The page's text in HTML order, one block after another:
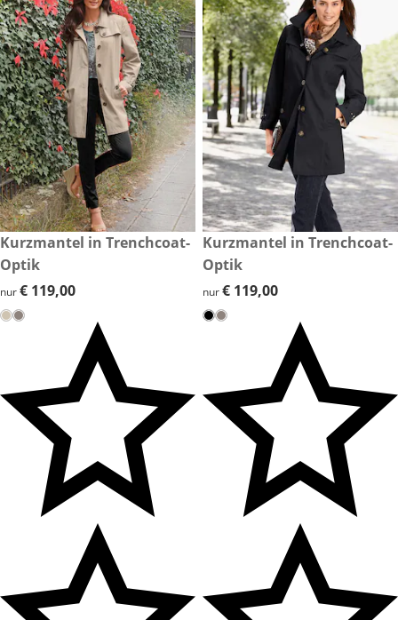
€ 119,00
Kurzmantel in Trenchcoat-
Optik
€ 119,00
nur€ 119,00
€ 119,00
Kurzmantel in Trenchcoat-
Optik
€ 119,00
nur€ 119,00